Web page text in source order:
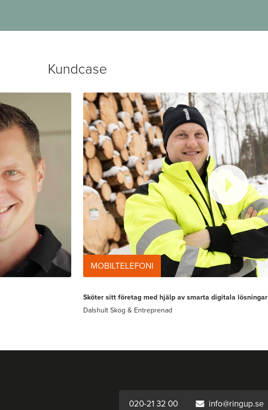
Kundcase
MOBILTELEFONI
Sköter sitt företag med hjälp av smarta digitala lösningar
Dalshult Skog & Entreprenad
020-21 32 00 info@ringup.se